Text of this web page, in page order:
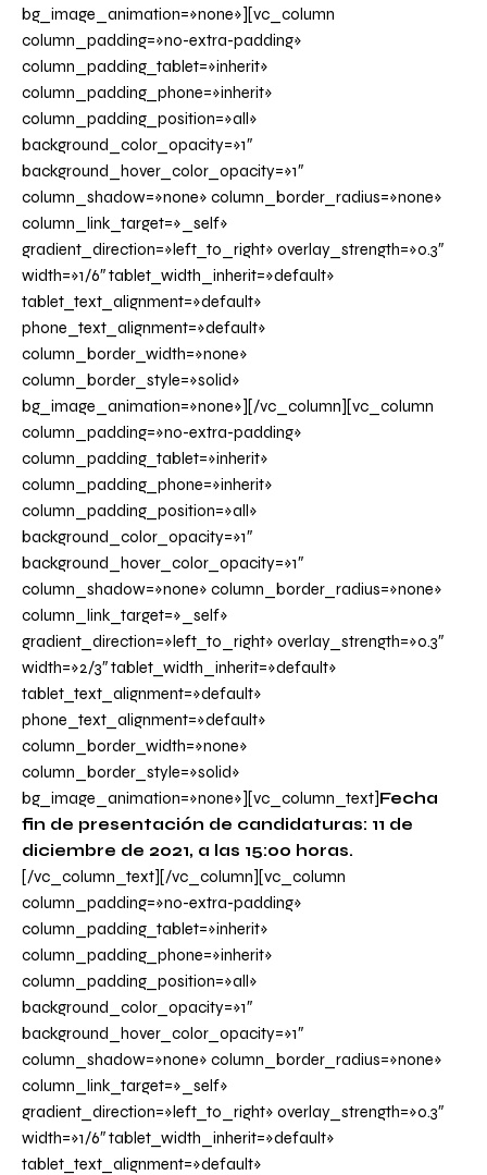
bg_image_animation=»none»][vc_column
column_padding=»no-extra-padding»
column_padding_tablet=»inherit»
column_padding_phone=»inherit»
column_padding_position=»all»
background_color_opacity=»1″
background_hover_color_opacity=»1″
column_shadow=»none» column_border_radius=»none»
column_link_target=»_self»
gradient_direction=»left_to_right» overlay_strength=»0.3″
width=»1/6″ tablet_width_inherit=»default»
tablet_text_alignment=»default»
phone_text_alignment=»default»
column_border_width=»none»
column_border_style=»solid»
bg_image_animation=»none»][/vc_column][vc_column
column_padding=»no-extra-padding»
column_padding_tablet=»inherit»
column_padding_phone=»inherit»
column_padding_position=»all»
background_color_opacity=»1″
background_hover_color_opacity=»1″
column_shadow=»none» column_border_radius=»none»
column_link_target=»_self»
gradient_direction=»left_to_right» overlay_strength=»0.3″
width=»2/3″ tablet_width_inherit=»default»
tablet_text_alignment=»default»
phone_text_alignment=»default»
column_border_width=»none»
column_border_style=»solid»
bg_image_animation=»none»][vc_column_text]Fecha
fin de presentación de candidaturas: 11 de
diciembre de 2021, a las 15:00 horas.
[/vc_column_text][/vc_column][vc_column
column_padding=»no-extra-padding»
column_padding_tablet=»inherit»
column_padding_phone=»inherit»
column_padding_position=»all»
background_color_opacity=»1″
background_hover_color_opacity=»1″
column_shadow=»none» column_border_radius=»none»
column_link_target=»_self»
gradient_direction=»left_to_right» overlay_strength=»0.3″
width=»1/6″ tablet_width_inherit=»default»
tablet_text_alignment=»default»